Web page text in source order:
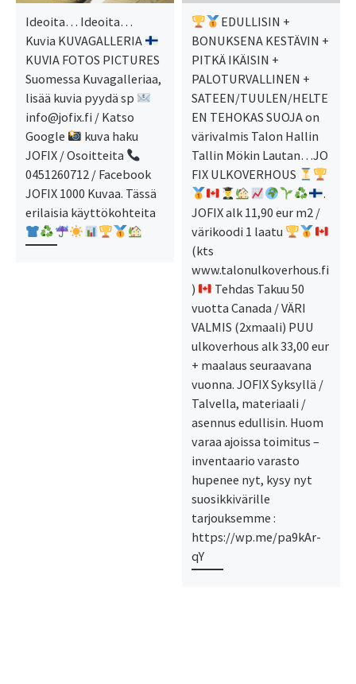
Ideoita… Ideoita…
Kuvia KUVAGALLERIA
KUVIA FOTOS PICTURES
Suomessa Kuvagalleriaa,
lisää kuvia pyydä sp
info@jofix.fi / Katso
Google
kuva haku
JOFIX / Osoitteita
0451260712 / Facebook
JOFIX 1000 Kuvaa. Tässä
erilaisia käyttökohteita
EDULLISIN +
BONUKSENA KESTÄVIN +
PITKÄ IKÄISIN +
PALOTURVALLINEN +
SATEEN/TUULEN/HELTE
EN TEHOKAS SUOJA on
värivalmis Talon Hallin
Tallin Mökin Lautan…JO
FIX ULKOVERHOUS
.
JOFIX alk 11,90 eur m2 /
värikoodi 1 laatu
(kts
www.talonulkoverhous.fi
)
Tehdas Takuu 50
vuotta Canada / VÄRI
VALMIS (2xmaali) PUU
ulkoverhous alk 33,00 eur
+ maalaus seuraavana
vuonna. JOFIX Syksyllä /
Talvella, materiaali /
asennus edullisin. Huom
varaa ajoissa toimitus –
inventaario varasto
hupenee nyt, kysy nyt
suosikkivärille
tarjouksemme :
https://wp.me/pa9kAr-
qY